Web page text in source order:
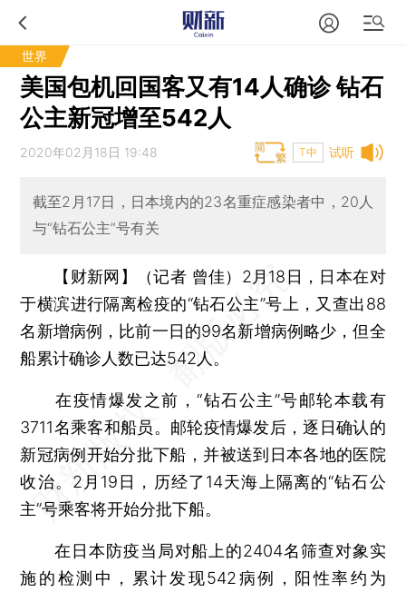
世界
美国包机回国客又有14人确诊 钻石
公主新冠增至542人
试听
2020年02月18日 19:48 T中
截至2月17日，日本境内的23名重症感染者中，20人
与“钻石公主”号有关
【财新网】（记者 曾佳） 2月18日，日本在对
于横滨进行隔离检疫的“钻石公主”号上，又查出88
名新增病例，比前一日的99名新增病例略少，但全
船累计确诊人数已达542人。
在疫情爆发之前，“钻石公主”号邮轮本载有
3711名乘客和船员。邮轮疫情爆发后，逐日确认的
新冠病例开始分批下船，并被送到日本各地的医院
收治。2月19日，历经了14天海上隔离的“钻石公
主”号乘客将开始分批下船。
在日本防疫当局对船上的2404名筛查对象实
施的检测中，累计发现542病例，阳性率约为